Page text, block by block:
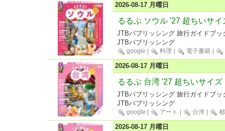
2026-08-17 月曜日
るるぶ ソウル '27 超ちいサイ
JTBパブリッシング 旅行ガイドブッ
JTBパブリッシング
google | 料理 | 電子書籍 |
2026-08-17 月曜日
るるぶ 台湾 '27 超ちいサイズ
JTBパブリッシング 旅行ガイドブッ
JTBパブリッシング
google | アート | 台湾 |
2026-08-17 月曜日